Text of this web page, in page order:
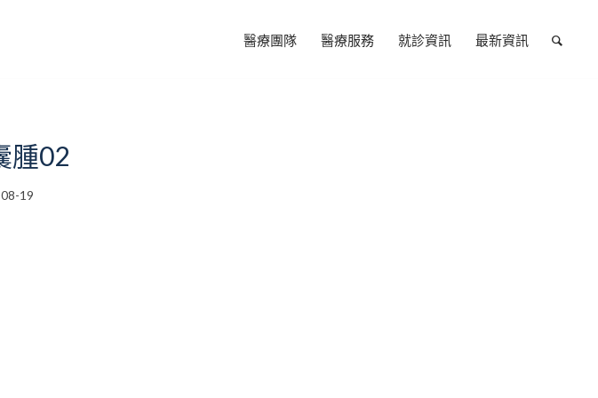
醫療團隊 醫療服務 就診資訊 最新資訊
腫02
19